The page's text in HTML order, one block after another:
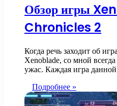
Обзор игры
Chronicles 2
Когда речь заходит об
Xenoblade, со мной
ужас. Каждая игра
Подробнее »